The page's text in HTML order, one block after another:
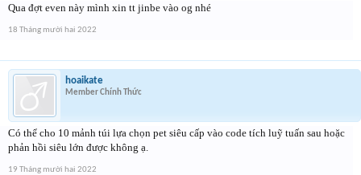
Qua đợt even này mình xin tt jinbe vào og nhé
18 Tháng mười hai 2022
hoaikate
Member Chính Thức
Có thể cho 10 mảnh túi lựa chọn pet siêu cấp vào code tích luỹ tuấn sau hoặc
phản hồi siêu lớn được không ạ.
19 Tháng mười hai 2022